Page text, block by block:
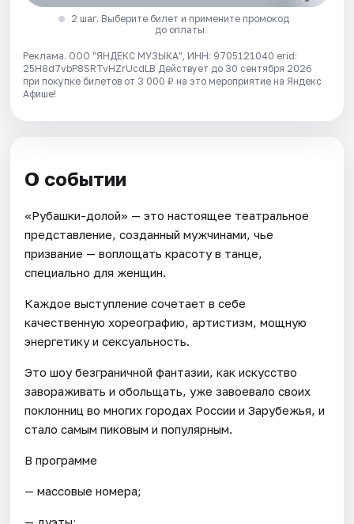
2 шаг. Выберите билет и примените промокод
до оплаты
Реклама. ООО "ЯНДЕКС МУЗЫКА", ИНН: 9705121040 erid:
25H8d7vbP8SRTvHZrUcdLB Действует до 30 сентября 2026
при покупке билетов от 3 000 ₽ на это мероприятие на Яндекс
Афише!
О событии
«Рубашки-долой» — это настоящее театральное
представление, созданный мужчинами, чье
призвание — воплощать красоту в танце,
специально для женщин.
Каждое выступление сочетает в себе
качественную хореографию, артистизм, мощную
энергетику и сексуальность.
Это шоу безграничной фантазии, как искусство
завораживать и обольщать, уже завоевало своих
поклонниц во многих городах России и Зарубежья, и
стало самым пиковым и популярным.
В программе
— массовые номера;